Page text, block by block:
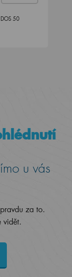
50
u vás
za to.
vidět.